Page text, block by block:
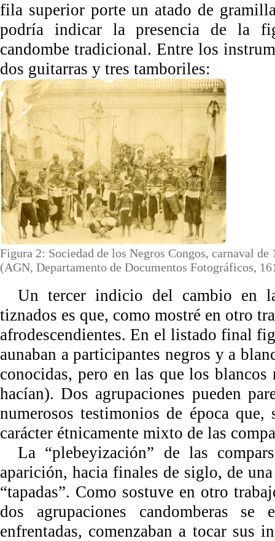
fila superior porte un atado de
podría indicar la presencia de la
candombe tradicional. Entre los
dos guitarras y tres tamboriles:
Figura 2: Sociedad de los Negros Congos, carnaval de
(AGN, Departamento de Documentos Fotográficos,
Un tercer indicio del cambio en
tiznados es que, como mostré en otro
afrodescendientes. En el listado final
aunaban a participantes negros y a
conocidas, pero en las que los
hacían). Dos agrupaciones pueden
numerosos testimonios de época
carácter étnicamente mixto de las
La “plebeyización” de las
aparición, hacia finales de siglo, de
“tapadas”. Como sostuve en otro
dos agrupaciones candomberas
enfrentadas, comenzaban a tocar sus